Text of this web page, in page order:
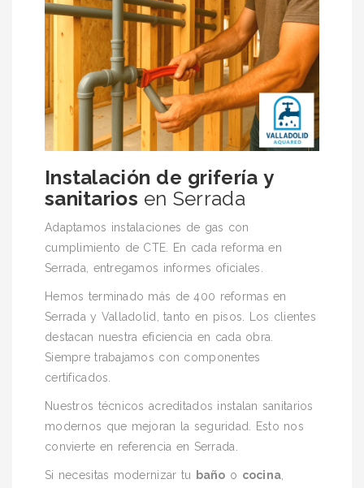
Instalación de grifería y
sanitarios en Serrada
Adaptamos instalaciones de gas con
cumplimiento de CTE. En cada reforma en
Serrada, entregamos informes oficiales.
Hemos terminado más de 400 reformas en
Serrada y Valladolid, tanto en pisos. Los clientes
destacan nuestra eficiencia en cada obra.
Siempre trabajamos con componentes
certificados.
Nuestros técnicos acreditados instalan sanitarios
modernos que mejoran la seguridad. Esto nos
convierte en referencia en Serrada.
Si necesitas modernizar tu baño o cocina